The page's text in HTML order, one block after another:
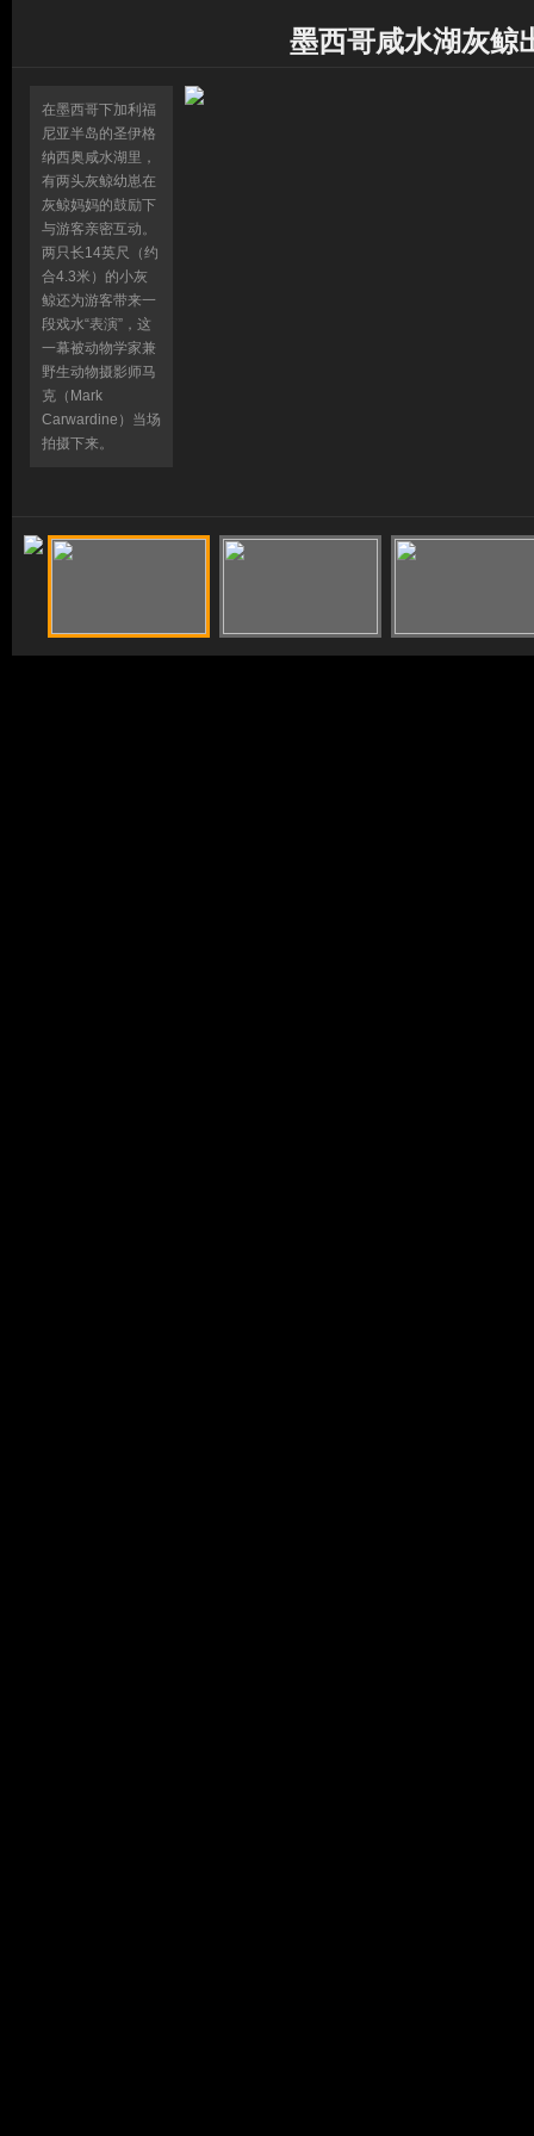
墨西哥咸水湖灰鲸
在墨西哥下加利福
尼亚半岛的圣伊格
纳西奥咸水湖里，
有两头灰鲸幼崽在
灰鲸妈妈的鼓励下
与游客亲密互动。
两只长14英尺（约
合4.3米）的小灰
鲸还为游客带来一
段戏水“表演”，这
一幕被动物学家兼
野生动物摄影师马
克（Mark
Carwardine）当场
拍摄下来。